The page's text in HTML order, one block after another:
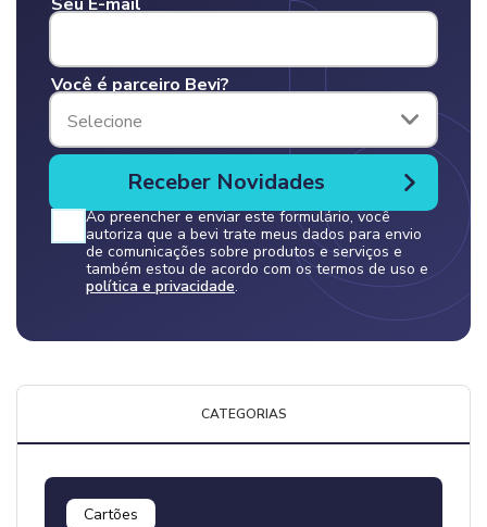
Você é parceiro Bevi?
Selecione
Ao preencher e enviar este formulário, você
autoriza que a bevi trate meus dados para envio
de comunicações sobre produtos e serviços e
também estou de acordo com os termos de uso e
política e privacidade.
CATEGORIAS
Cartões